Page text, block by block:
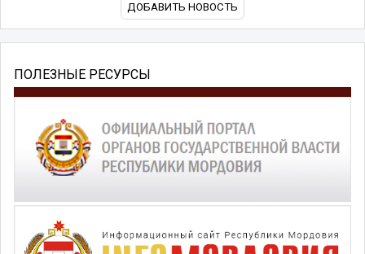
ДОБАВИТЬ НОВОСТЬ
ПОЛЕЗНЫЕ РЕСУРСЫ